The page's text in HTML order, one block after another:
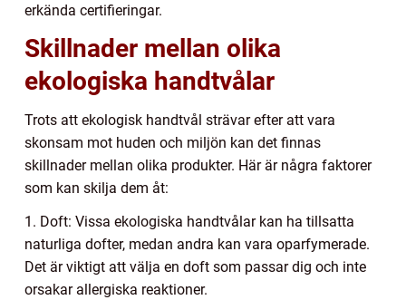
erkända certifieringar.
Skillnader mellan olika
ekologiska handtvålar
Trots att ekologisk handtvål strävar efter att vara
skonsam mot huden och miljön kan det finnas
skillnader mellan olika produkter. Här är några faktorer
som kan skilja dem åt:
1. Doft: Vissa ekologiska handtvålar kan ha tillsatta
naturliga dofter, medan andra kan vara oparfymerade.
Det är viktigt att välja en doft som passar dig och inte
orsakar allergiska reaktioner.